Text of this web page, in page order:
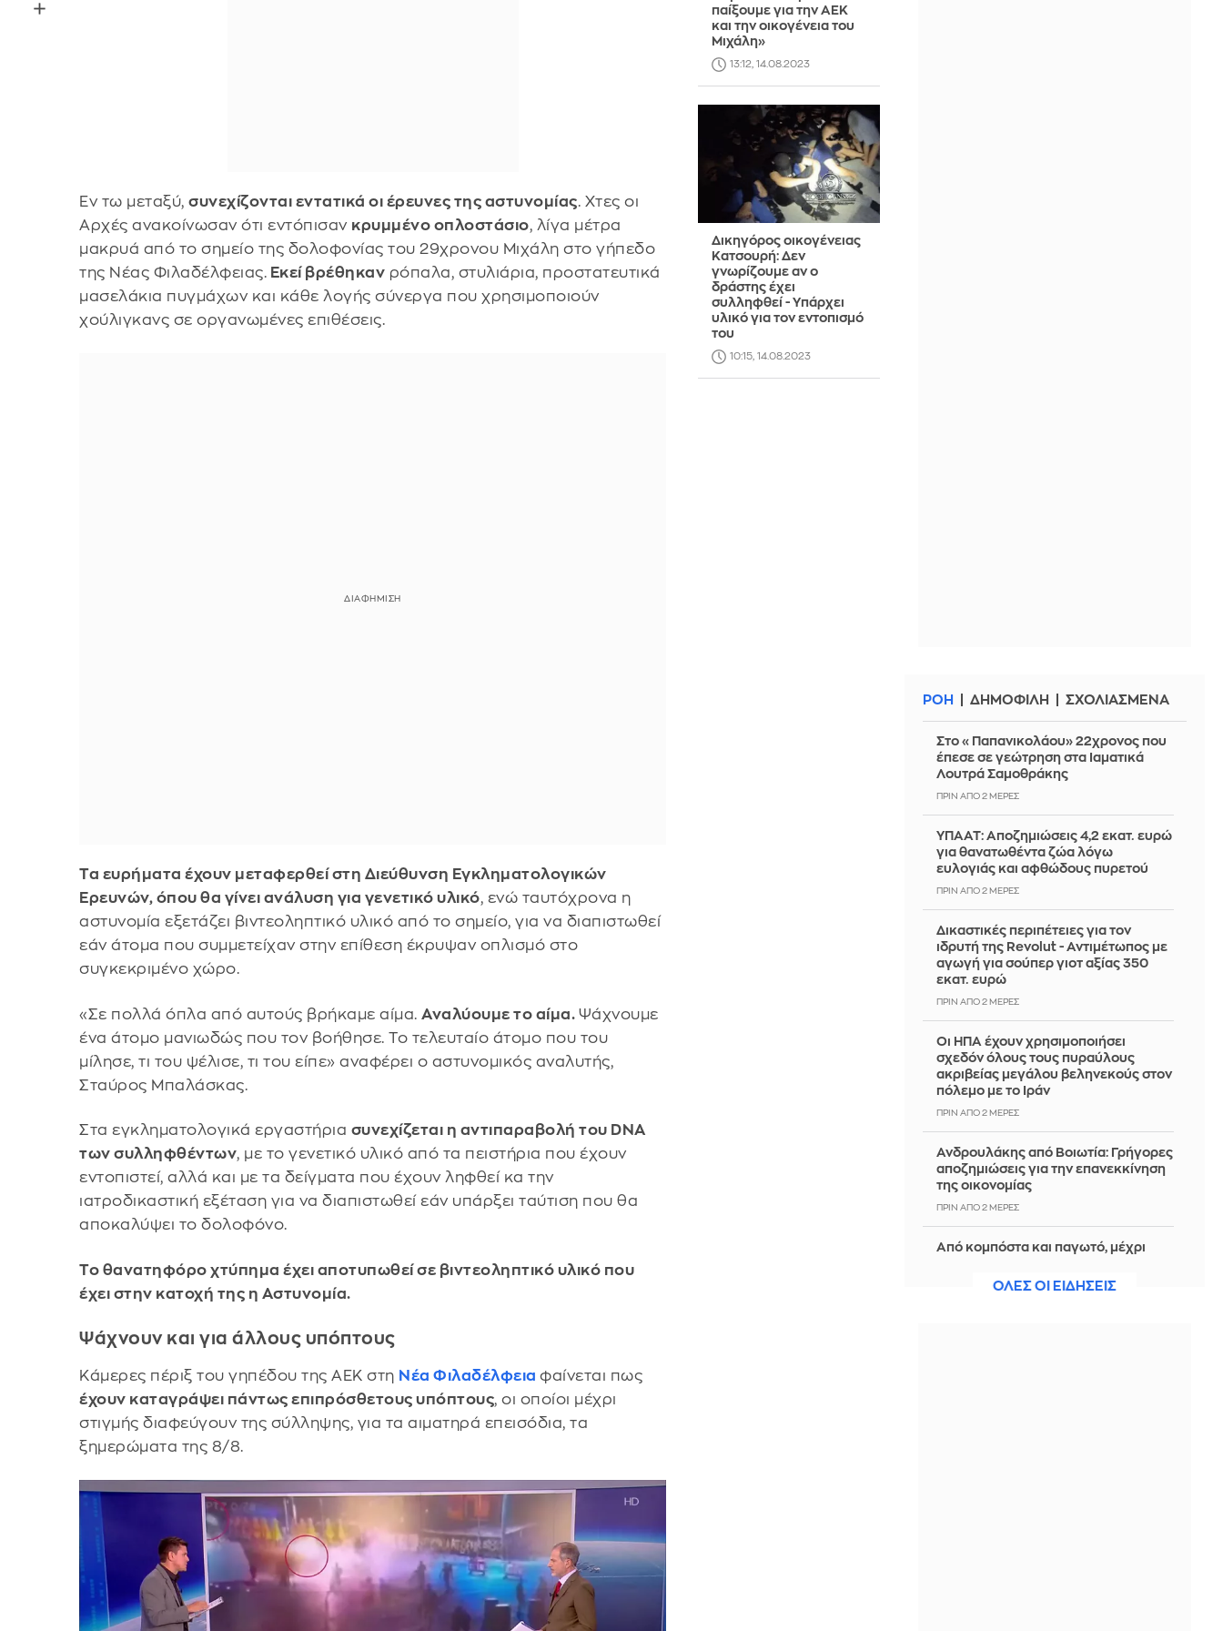
Εν τω μεταξύ,συνεχίζονται εντατικά οι έρευνες της αστυνομίας. Χτες οι
Αρχές ανακοίνωσαν ότι εντόπισαν κρυμμένο οπλοστάσιο, λίγα μέτρα
μακρυά από το σημείο της δολοφονίας του 29χρονου Μιχάλη στο γήπεδο
της Νέας Φιλαδέλφειας. Εκεί βρέθηκαν ρόπαλα, στυλιάρια, προστατευτικά
μασελάκια πυγμάχων και κάθε λογής σύνεργα που χρησιμοποιούν
χούλιγκανς σε οργανωμένες επιθέσεις.
Τα ευρήματα έχουν μεταφερθεί στη Διεύθυνση Εγκληματολογικών
Ερευνών, όπου θα γίνει ανάλυση για γενετικό υλικό, ενώ ταυτόχρονα η
αστυνομία εξετάζει βιντεοληπτικό υλικό από το σημείο, για να διαπιστωθεί
εάν άτομα που συμμετείχαν στην επίθεση έκρυψαν οπλισμό στο
συγκεκριμένο χώρο.
«Σε πολλά όπλα από αυτούς βρήκαμε αίμα.Αναλύουμε το αίμα. Ψάχνουμε
ένα άτομο μανιωδώς που τον βοήθησε. Το τελευταίο άτομο που του
μίλησε, τι του ψέλισε, τι του είπε» αναφέρει ο αστυνομικός αναλυτής,
Σταύρος Μπαλάσκας.
Στα εγκληματολογικά εργαστήρια συνεχίζεται η αντιπαραβολή του DNA
των συλληφθέντων, με το γενετικό υλικό από τα πειστήρια που έχουν
εντοπιστεί, αλλά και με τα δείγματα που έχουν ληφθεί κα την
ιατροδικαστική εξέταση για να διαπιστωθεί εάν υπάρξει ταύτιση που θα
αποκαλύψει το δολοφόνο.
Το θανατηφόρο χτύπημα έχει αποτυπωθεί σε βιντεοληπτικό υλικό που
έχει στην κατοχή της η Αστυνομία.
Ψάχνουν και για άλλους υπόπτους
Κάμερες πέριξ του γηπέδου της ΑΕΚ στη Νέα Φιλαδέλφειαφαίνεται πως
έχουν καταγράψει πάντως επιπρόσθετους υπόπτους, οι οποίοι μέχρι
στιγμής διαφεύγουν της σύλληψης, για τα αιματηρά επεισόδια, τα
ξημερώματα της 8/8.
παίξουμε για την ΑΕΚ
και την οικογένεια του
Μιχάλη»
13:12, 14.08.2023
Δικηγόρος οικογένειας
Κατσουρή: Δεν
γνωρίζουμε αν ο
δράστης έχει
συλληφθεί - Υπάρχει
υλικό για τον εντοπισμό
του
10:15, 14.08.2023
ΡΟΗ ΔΗΜΟΦΙΛΗ ΣΧΟΛΙΑΣΜΕΝΑ
Στο «Παπανικολάου» 22χρονος που
έπεσε σε γεώτρηση στα Ιαματικά
Λουτρά Σαμοθράκης
ΠΡΙΝ ΑΠΌ 2 ΜΈΡΕΣ
ΥΠΑΑΤ: Αποζημιώσεις 4,2 εκατ. ευρώ
για θανατωθέντα ζώα λόγω
ευλογιάς και αφθώδους πυρετού
ΠΡΙΝ ΑΠΌ 2 ΜΈΡΕΣ
Δικαστικές περιπέτειες για τον
ιδρυτή της Revolut - Αντιμέτωπος με
αγωγή για σούπερ γιοτ αξίας 350
εκατ. ευρώ
ΠΡΙΝ ΑΠΌ 2 ΜΈΡΕΣ
Οι ΗΠΑ έχουν χρησιμοποιήσει
σχεδόν όλους τους πυραύλους
ακριβείας μεγάλου βεληνεκούς στον
πόλεμο με το Ιράν
ΠΡΙΝ ΑΠΌ 2 ΜΈΡΕΣ
Ανδρουλάκης από Βοιωτία: Γρήγορες
αποζημιώσεις για την επανεκκίνηση
της οικονομίας
ΠΡΙΝ ΑΠΌ 2 ΜΈΡΕΣ
Από κομπόστα και παγωτό, μέχρι
και νεκταρίνιαΟΛΕΣ ΟΙ ΕΙΔΗΣΕΙΣ